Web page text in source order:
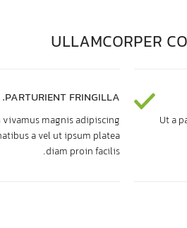
ULLAMCORPER
Ut a
PARTURIENT FRINGILLA.
magnis adipiscing
a vel ut ipsum platea
diam proin facilis.